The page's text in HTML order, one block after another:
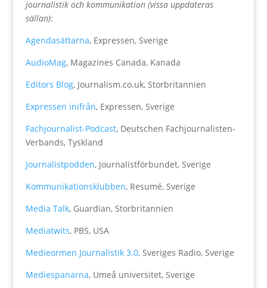
journalistik och kommunikation (vissa uppdateras
sällan):
Agendasättarna, Expressen, Sverige
AudioMag, Magazines Canada, Kanada
Editors Blog, Journalism.co.uk, Storbritannien
Expressen inifrån, Expressen, Sverige
Fachjournalist-Podcast, Deutschen Fachjournalisten-
Verbands, Tyskland
Journalistpodden, Journalistförbundet, Sverige
Kommunikationsklubben, Resumé, Sverige
Media Talk, Guardian, Storbritannien
Mediatwits, PBS, USA
Medieormen Journalistik 3.0, Sveriges Radio, Sverige
Mediespanarna, Umeå universitet, Sverige